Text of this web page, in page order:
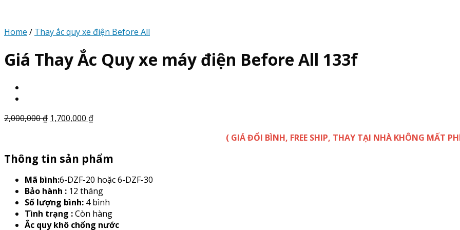
Home / Thay ắc quy xe điện Before All
Giá Thay Ắc Quy xe máy điện Before All 133f
2,000,000₫ 1,700,000 ₫
( GIÁ ĐỔI BÌNH, FREE SHIP, THAY TẠI NHÀ KHÔNG MẤT
Thông tin sản phẩm
Mã bình:6-DZF-20 hoặc 6-DZF-30
Bảo hành : 12 tháng
Số lượng bình: 4 bình
Tình trạng :Còn hàng
Ắc quy khô chống nước